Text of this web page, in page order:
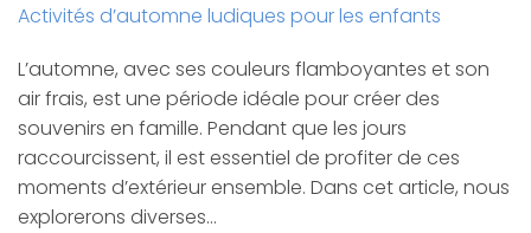
Activités d’automne ludiques pour les enfants
L’automne, avec ses couleurs flamboyantes et son
air frais, est une période idéale pour créer des
souvenirs en famille. Pendant que les jours
raccourcissent, il est essentiel de profiter de ces
moments d’extérieur ensemble. Dans cet article, nous
explorerons diverses…